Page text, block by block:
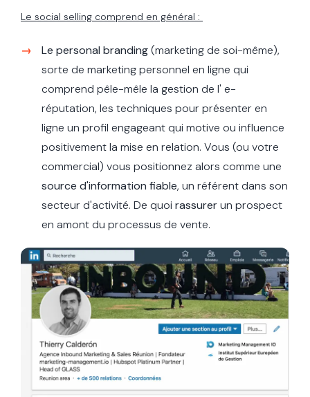
Le social selling comprend en général :
Le personal branding(marketing de soi-même),
sorte de marketing personnel en ligne qui
comprend pêle-mêle la gestion de l' e-
réputation, les techniques pour présenter en
ligne un profil engageant qui motive ou influence
positivement la mise en relation. Vous (ou votre
commercial) vous positionnez alors comme une
source d'information fiable, un référent dans son
secteur d'activité. De quoi rassurerun prospect
en amont du processus de vente.